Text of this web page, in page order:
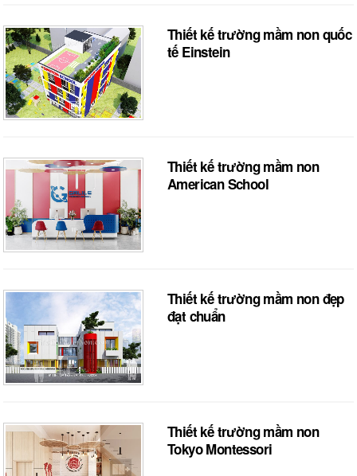
Thiết kế trường mầm non quốc
tế Einstein
Thiết kế trường mầm non
American School
Thiết kế trường mầm non đẹp
đạt chuẩn
Thiết kế trường mầm non
Tokyo Montessori